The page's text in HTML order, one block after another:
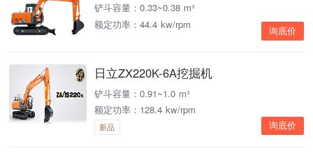
铲斗容量：0.33~0.38 m³
额定功率：44.4 kw/rpm
询底价
日立ZX220K-6A挖掘机
铲斗容量：0.91~1.0 m³
额定功率：128.4 kw/rpm
新品 询底价